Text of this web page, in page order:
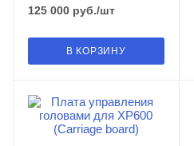
125 000 руб./шт
В КОРЗИНУ